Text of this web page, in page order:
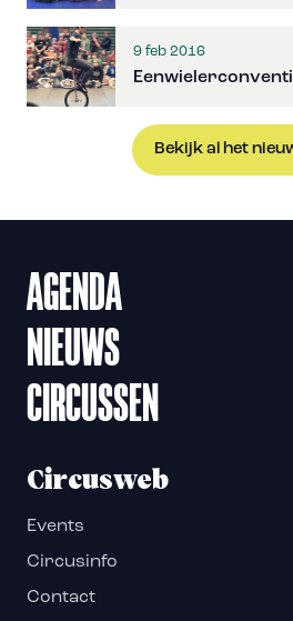
9 feb 2016
Bekijk al het
AGENDA
NIEUWS
CIRCUSSEN
Circusweb
Events
Circusinfo
Contact